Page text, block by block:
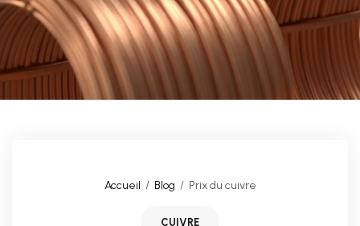
Accueil Blog Prix du cuivre
CUIVRE